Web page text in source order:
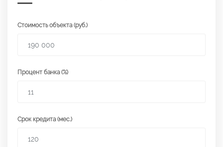
Стоимость объекта (руб.)
Процент банка (%)
Срок кредита (мес.)